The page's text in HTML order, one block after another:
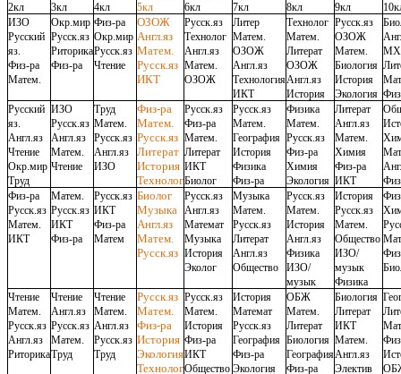
2кл 3кл 4кл 5кл 6кл 7кл 8кл 9кл
ИЗО
Русский
яз.
Физ-ра
Матем.
Окр.мир
Русск.яз
Риторика
Физ-ра
Физ-ра
Окр.мир
Русск.яз
Чтение
ОЗОЖ
Англ.яз
Матем.
Русск.яз
ИКТ
Русск.яз
Технолог
Англ.яз
Матем.
ОЗОЖ
Литер
Матем.
ОЗОЖ
Англ.яз
Технология
ИКТ
Технолог
Матем.
Литерат
ОЗОЖ
Англ.яз
История
Русск.яз
ОЗОЖ
Матем.
Биология
История
Экология
Русский
яз.
Англ.яз
Чтение
Окр.мир
Труд
ИЗО
Русск.яз
Англ.яз
Матем.
Чтение
Труд
Матем.
Русск.яз
Англ.яз
ИЗО
Физ-ра
Матем.
Русск.яз
Литерат
История
Технолог
Русск.яз
Физ-ра
Матем.
Литерат
ИКТ
Биолог
Русск.яз
Матем.
География
История
Физика
Физ-ра
Физика
Матем.
Русск.яз
Физ-ра
Химия
Экология
Литерат
Англ.яз
Матем.
Химия
Физ-ра
ИКТ
Физ-ра
Русск.яз
Матем.
ИКТ
Матем.
Русск.яз
ИКТ
Физ-ра
Русск.яз
ИКТ
Физ-ра
Матем
Биолог
Музыка
Англ.яз
Матем.
Русск.яз
Русск.яз
Англ.яз
Математ
Музыка
История
Эколог
Музыка
Матем.
Русск.яз
Литерат
Англ.яз
Общество
Русск.яз
Матем.
История
Англ.яз
Физика
ИЗО/
музык
История
Русск.яз
Матем.
Общество
ИЗО/
музык
Физика
Чтение
Матем.
Русск.яз
Англ.яз
Риторика
Чтение
Англ.яз
Русск.яз
Матем.
Труд
Чтение
Матем.
Англ.яз
Русск.яз
Труд
Русск.яз
Матем.
Физ-ра
История
Экология
Технолог
Русск.яз
Матем.
История
Физ-ра
ИКТ
Общество
История
Математ
Русск.яз
География
Физ-ра
Экология
ОБЖ
Матем.
Литерат
Биология
География
Физ-ра
Биология
Литерат
ИКТ
Матем.
Англ.яз
Электив